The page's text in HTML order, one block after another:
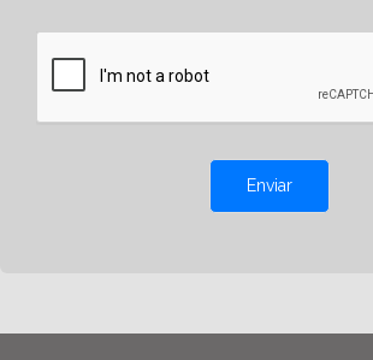
Enviar